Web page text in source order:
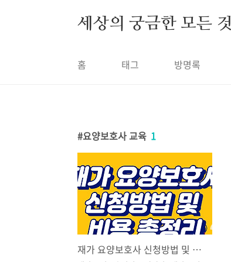
세상의 궁금한 모든 것
홈 태그 방명록
요양보호사 교육 1
재가 요양보호사 신청방법 및 비용 총정리